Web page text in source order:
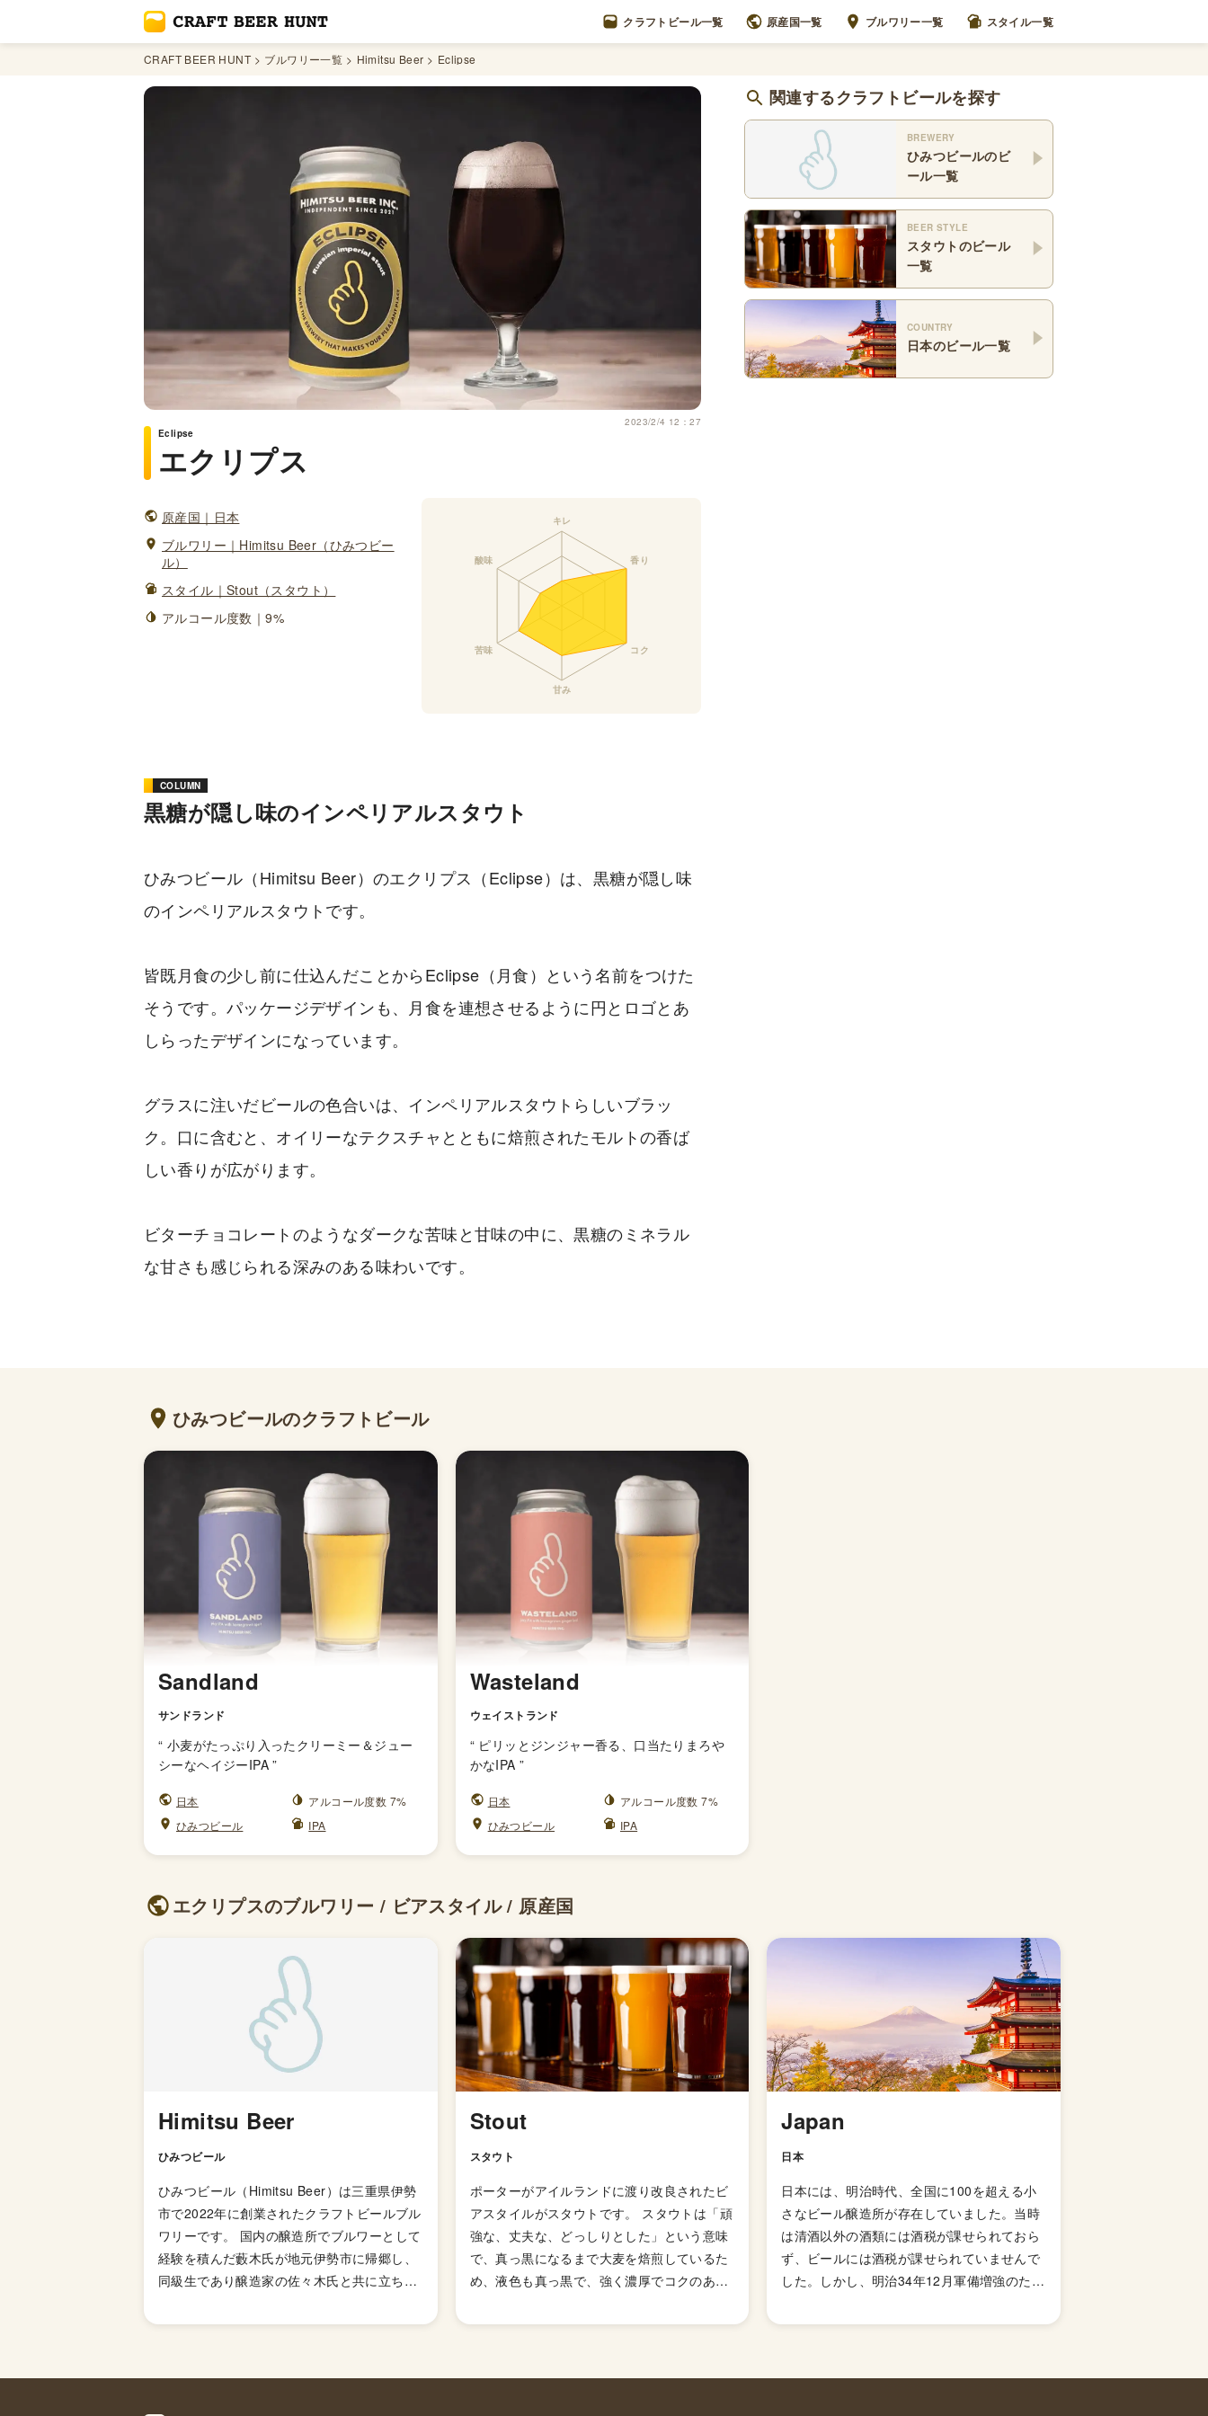
クラフトビール一覧 原産国一覧 ブルワリー一覧 スタイル一覧
CRAFT BEER HUNT ブルワリー一覧 Himitsu Beer Eclipse
2023/2/4 12：27
Eclipse
エクリプス
原産国｜日本
ブルワリー｜Himitsu Beer（ひみつビー
ル）
スタイル｜Stout（スタウト）
アルコール度数｜9%
COLUMN
黒糖が隠し味のインペリアルスタウト
ひみつビール（Himitsu Beer）のエクリプス（Eclipse）は、黒糖が隠し味
のインペリアルスタウトです。
皆既月食の少し前に仕込んだことからEclipse（月食）という名前をつけた
そうです。パッケージデザインも、月食を連想させるように円とロゴとあ
しらったデザインになっています。
グラスに注いだビールの色合いは、インペリアルスタウトらしいブラッ
ク。口に含むと、オイリーなテクスチャとともに焙煎されたモルトの香ば
しい香りが広がります。
ビターチョコレートのようなダークな苦味と甘味の中に、黒糖のミネラル
な甘さも感じられる深みのある味わいです。
関連するクラフトビールを探す
BREWERY
ひみつビールのビ
ール一覧
BEER STYLE
スタウトのビール
一覧
COUNTRY
日本のビール一覧
ひみつビールのクラフトビール
Sandland
サンドランド
“ 小麦がたっぷり入ったクリーミー＆ジュー
シーなヘイジーIPA ”
日本
アルコール度数 7%
ひみつビール
IPA
Wasteland
ウェイストランド
“ ピリッとジンジャー香る、口当たりまろや
かなIPA ”
日本
アルコール度数 7%
ひみつビール
IPA
エクリプスのブルワリー / ビアスタイル / 原産国
Himitsu Beer
ひみつビール
ひみつビール（Himitsu Beer）は三重県伊勢
市で2022年に創業されたクラフトビールブル
ワリーです。 国内の醸造所でブルワーとして
経験を積んだ藪木氏が地元伊勢市に帰郷し、
同級生であり醸造家の佐々木氏と共に立ち上
募り、祖父母が使っていた農業用の納屋を自
Stout
スタウト
ポーターがアイルランドに渡り改良されたビ
アスタイルがスタウトです。 スタウトは「頑
強な、丈夫な、どっしりとした」という意味
で、真っ黒になるまで大麦を焙煎しているた
め、液色も真っ黒で、強く濃厚でコクのある
り・苦味とほんのりと感じる酸味を楽しめる
Japan
日本
日本には、明治時代、全国に100を超える小
さなビール醸造所が存在していました。当時
は清酒以外の酒類には酒税が課せられておら
ず、ビールには酒税が課せられていませんで
した。しかし、明治34年12月軍備増強のため
れることになり、資金力の弱い小さなビール